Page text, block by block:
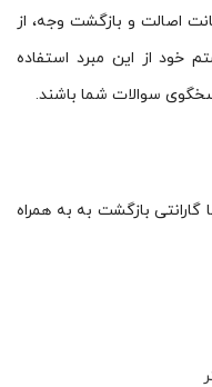
اصالت و بازگشت وجه، از
خود از این مبرد استفاده
سوالات شما باشند.
با گارانتی بازگشت به به همراه